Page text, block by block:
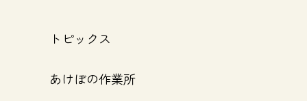
トピックス
あけぼの作業所